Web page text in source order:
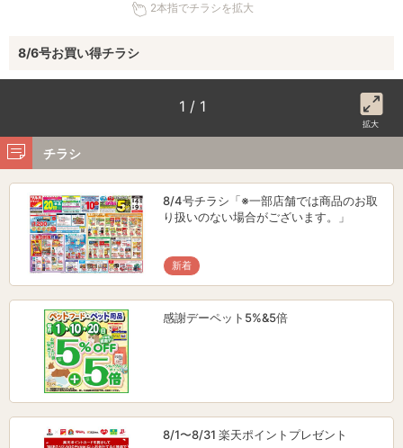
2本指でチラシを拡大
8/6号お買い得チラシ
1 / 1
拡大
チラシ
8/4号チラシ「※一部店舗では商品のお取
り扱いのない場合がございます。」
新着
感謝デーペット5%&5倍
8/1〜8/31 楽天ポイントプレゼント